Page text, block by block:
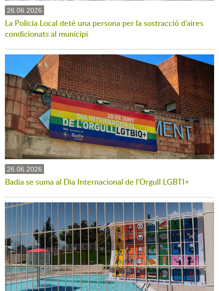
26.06.2026
La Policia Local deté una persona per la sostracció d'aires
condicionats al municipi
26.06.2026
Badia se suma al Dia Internacional de l'Orgull LGBTI+